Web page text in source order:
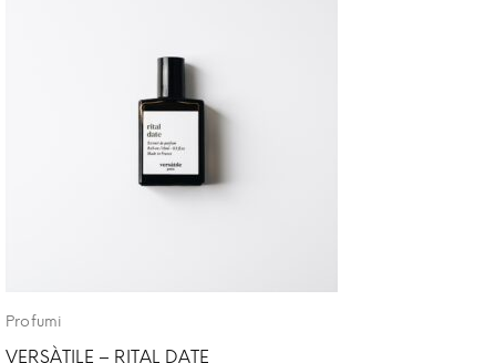
Profumi
VERSÀTILE – RITAL DATE